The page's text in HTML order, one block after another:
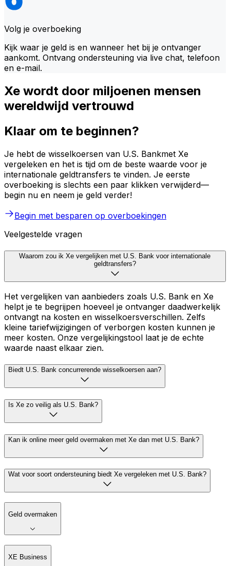
Volg je overboeking
Kijk waar je geld is en wanneer het bij je ontvanger
aankomt. Ontvang ondersteuning via live chat, telefoon
en e-mail.
Xe wordt door miljoenen mensen
wereldwijd vertrouwd
Klaar om te beginnen?
Je hebt de wisselkoersen van U.S. Bankmet Xe
vergeleken en het is tijd om de beste waarde voor je
internationale geldtransfers te vinden. Je eerste
overboeking is slechts een paar klikken verwijderd—
begin nu en neem je geld verder!
Begin met besparen op overboekingen
Veelgestelde vragen
Waarom zou ik Xe vergelijken met U.S. Bank voor internationale
geldtransfers?
Het vergelijken van aanbieders zoals U.S. Bank en Xe
helpt je te begrijpen hoeveel je ontvanger daadwerkelijk
ontvangt na kosten en wisselkoersverschillen. Zelfs
kleine tariefwijzigingen of verborgen kosten kunnen je
meer kosten. Onze vergelijkingstool laat je de echte
waarde naast elkaar zien.
Biedt U.S. Bank concurrerende wisselkoersen aan?
Is Xe zo veilig als U.S. Bank?
Kan ik online meer geld overmaken met Xe dan met U.S. Bank?
Wat voor soort ondersteuning biedt Xe vergeleken met U.S. Bank?
Geld overmaken
XE Business